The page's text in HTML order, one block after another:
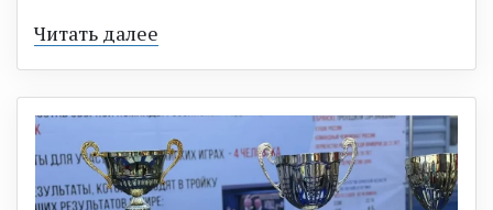
Читать далее